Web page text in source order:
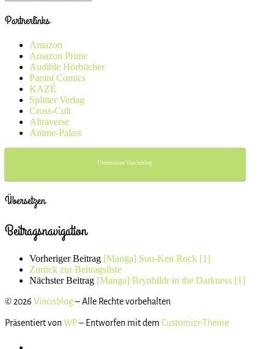
Partnerlinks
Amazon
Amazon Prime
Audible Hörbücher
Panini Comics
KAZÉ
Splitter Verlag
Cross-Cult
Altraverse
Anime-Palast
Unterstütze Vincisblog
Übersetzen
Beitragsnavigation
Vorheriger Beitrag [Manga] Sun-Ken Rock [1]
Zurück zur Beitragsliste
Nächster Beitrag [Manga] Brynhildr in the Darkness [1]
© 2026 Vincisblog– Alle Rechte vorbehalten
Präsentiert von WP– Entworfen mit dem Customizr-Theme